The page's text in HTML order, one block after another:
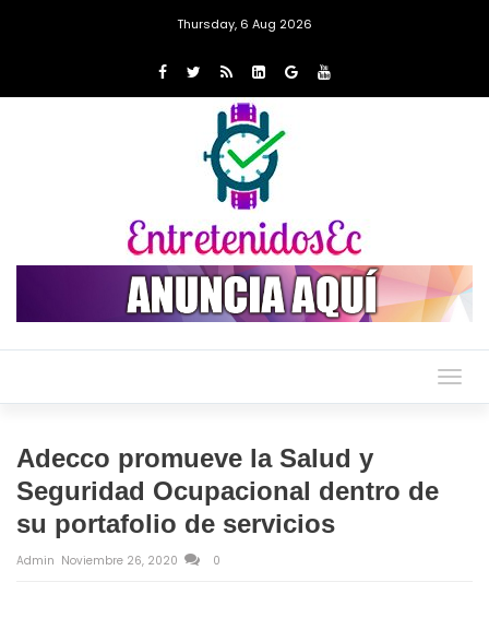
Thursday, 6 Aug 2026
Adecco promueve la Salud y
Seguridad Ocupacional dentro de
su portafolio de servicios
Admin Noviembre 26, 2020 0